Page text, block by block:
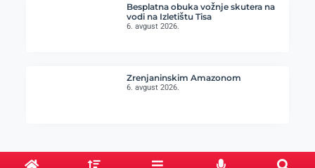
Besplatna obuka vožnje skutera na
vodi na Izletištu Tisa
6. avgust 2026.
Zrenjaninskim Amazonom
6. avgust 2026.